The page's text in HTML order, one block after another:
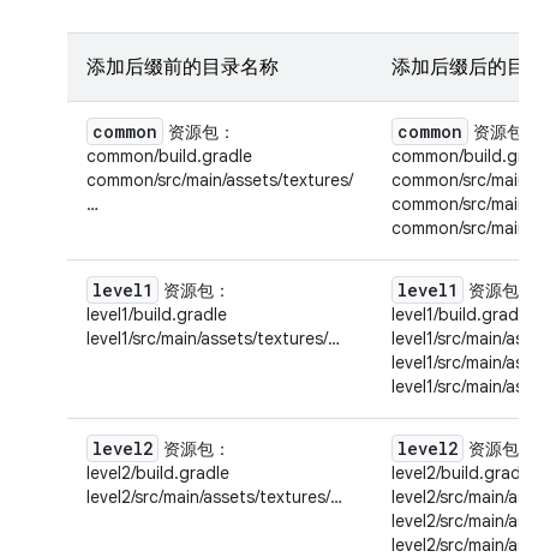
添加后缀前的目录名称 添加后缀后的目
common 资源包 ：
common/build.gradle
common/src/main/assets/textures/
…
common 资源包
common/
common/src/
common/src/
common/src/
level1 资源包 ：
level1/build.gradle
level1/src/main/assets/textures/…
level1 资源包
level1/build.gradle
level1/src/main/
level1/src/main/
level1/src/main/
level2 资源包 ：
level2/build.gradle
level2/src/main/assets/textures/…
level2 资源包
level2/build.gradle
level2/src/main/
level2/src/main/
level2/src/main/